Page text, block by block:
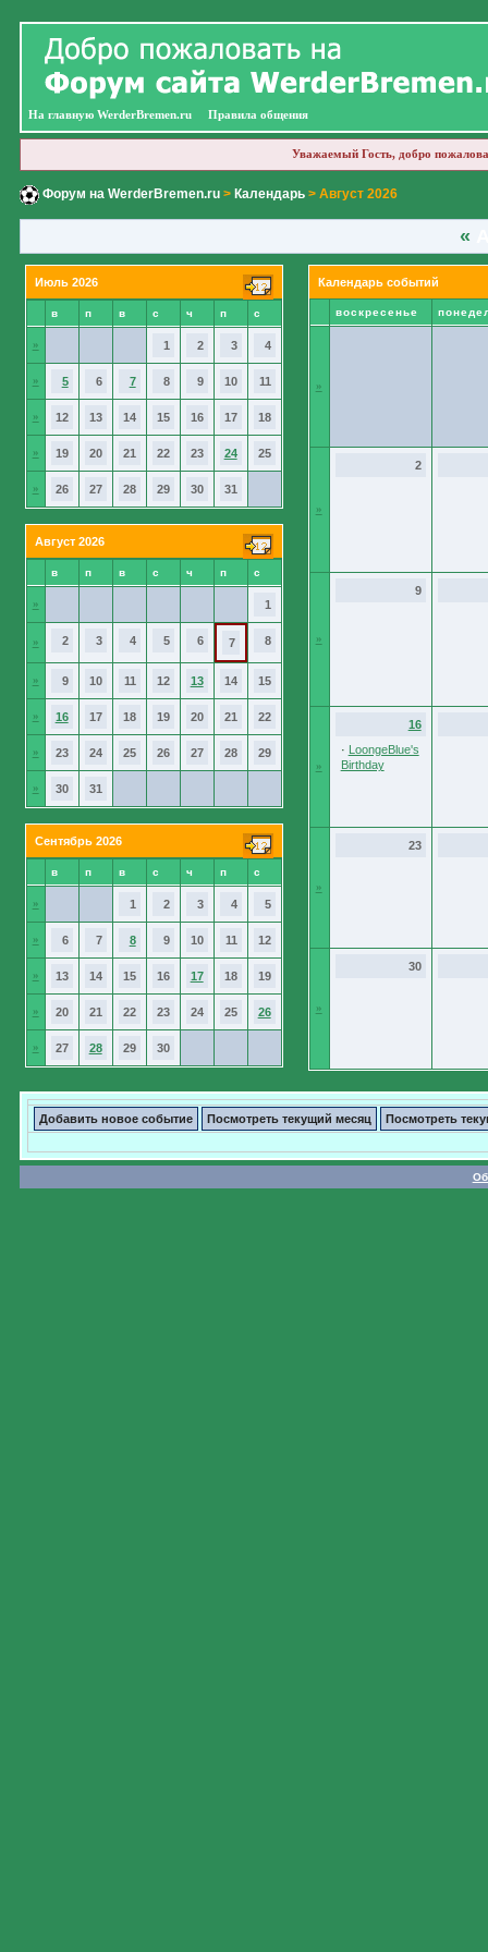
На главную WerderBremen.ru Правила общения
Уважаемый Гость, добро
Форум на WerderBremen.ru> Календарь> Август 2026
«
Июль 2026
в п в с ч п с
» 1 2 3 4
» 5 6 7 8 9 10 11
» 12 13 14 15 16 17 18
» 19 20 21 22 23 24 25
» 26 27 28 29 30 31
Август 2026
в п в с ч п с
» 1
» 2 3 4 5 6 7 8
» 9 10 11 12 13 14 15
» 16 17 18 19 20 21 22
» 23 24 25 26 27 28 29
» 30 31
Сентябрь 2026
в п в с ч п с
» 1 2 3 4 5
» 6 7 8 9 10 11 12
» 13 14 15 16 17 18 19
» 20 21 22 23 24 25 26
» 27 28 29 30
Календарь событий
воскресенье
»
»
2
»
9
»
16
· LoongeBlue's
Birthday
»
23
»
30
Добавить новое событие Посмотреть текущий месяц Посмотреть